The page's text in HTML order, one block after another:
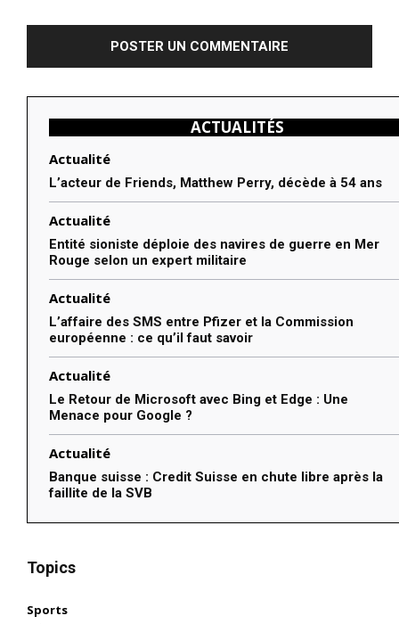
ACTUALITÉS
Actualité
L’acteur de Friends, Matthew Perry, décède à 54 ans
Actualité
Entité sioniste déploie des navires de guerre en Mer
Rouge selon un expert militaire
Actualité
L’affaire des SMS entre Pfizer et la Commission
européenne : ce qu’il faut savoir
Actualité
Le Retour de Microsoft avec Bing et Edge : Une
Menace pour Google ?
Actualité
Banque suisse : Credit Suisse en chute libre après la
faillite de la SVB
Topics
Sports